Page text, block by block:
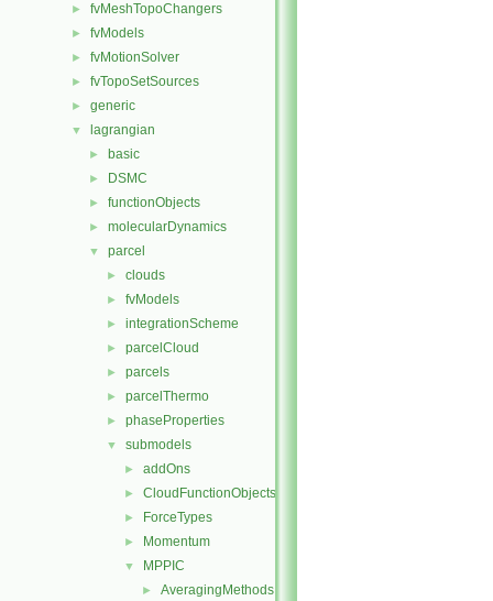
► fvMeshTopoChangers
► fvModels
► fvMotionSolver
► fvTopoSetSources
► generic
▼ lagrangian
► basic
► DSMC
► functionObjects
► molecularDynamics
▼ parcel
► clouds
► fvModels
► integrationScheme
► parcelCloud
► parcels
► parcelThermo
► phaseProperties
▼ submodels
► addOns
► CloudFunctionObjects
► ForceTypes
► Momentum
▼ MPPIC
► AveragingMethods